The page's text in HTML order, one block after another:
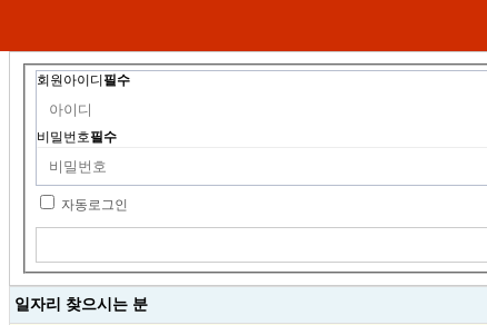
회원아이디 필수
비밀번호필수
자동로그인
일자리 찾으시는 분